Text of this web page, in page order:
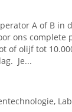
A of B in
ons complete
of olijf tot
Je...